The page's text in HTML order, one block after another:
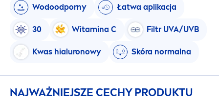
Wodoodporny Łatwa aplikacja
30 Witamina C Filtr UVA/UVB
Kwas hialuronowy Skóra normalna
NAJWAŻNIEJSZE CECHY PRODUKTU